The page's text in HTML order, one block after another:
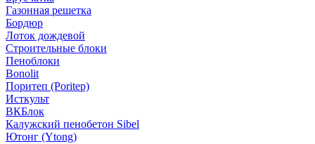
Газонная решетка
Бордюр
Лоток дождевой
Строительные блоки
Пеноблоки
Bonolit
Поритеп (Poritep)
Исткульт
ВКБлок
Калужский пенобетон Sibel
Ютонг (Ytong)